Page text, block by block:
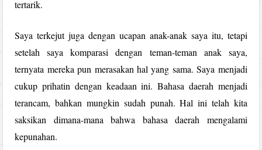
tertarik.
Saya terkejut juga dengan ucapan anak-anak saya itu, tetapi
setelah saya komparasi dengan teman-teman anak saya,
ternyata mereka pun merasakan hal yang sama. Saya menjadi
cukup prihatin dengan keadaan ini. Bahasa daerah menjadi
terancam, bahkan mungkin sudah punah. Hal ini telah kita
saksikan dimana-mana bahwa bahasa daerah mengalami
kepunahan.